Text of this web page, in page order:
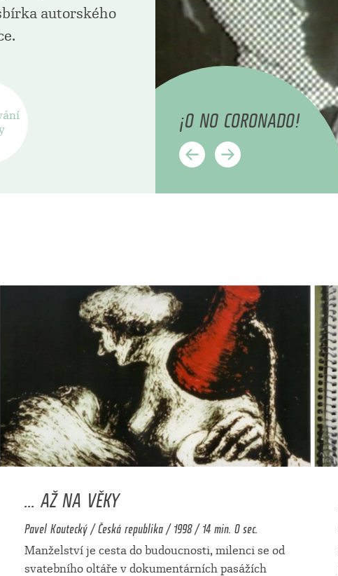
autorského
¡O NO CORONADO!
... AŽ NA VĚKY
Pavel Koutecký / Česká republika / 1998 / 14 min. 0 sec.
Manželství je cesta do budoucnosti, milenci se od
svatebního oltáře v dokumentárních pasážích